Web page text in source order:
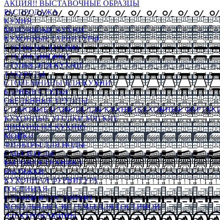
АКЦИЯ!! ВЫСТАВОЧНЫЕ ОБРАЗЦЫ
РАСПРОДАЖА
КУХНЯ
МОДУЛЬНЫЕ КУХНИ
КУХОННЫЕ ГАРНИТУРЫ
СТОЛЫ НА КУХНЮ
СТОЛЫ КНИЖКИ
СТУЛЬЯ ДЛЯ КУХНИ
ТАБУРЕТЫ
СТОЛЕШНИЦЫ ДЛЯ КУХНИ
БАРНЫЕ СТУЛЬЯ
ОБЕДЕННЫЕ ГРУППЫ
СТЕНОВЫЕ ПАНЕЛИ ДЛЯ КУХНИ (КУХОННЫЕ
КУХОННЫЕ УГОЛКИ МЯГКИЕ
ДИВАНЫ НА КУХНЮ
МОЙКИ
ФИЛЬТРЫ ДЛЯ ВОДЫ
СМЕСИТЕЛИ
БЫТОВАЯ ТЕХНИКА
ВЫТЯЖКИ
КУХОННАЯ ФУРНИТУРА
ГОСТИНАЯ
СТЕНКИ В ГОСТИНУЮ
МОДУЛЬНЫЕ СИСТЕМЫ ДЛЯ ГОСТИНОЙ
ЭЛЕКТРОКАМИНЫ